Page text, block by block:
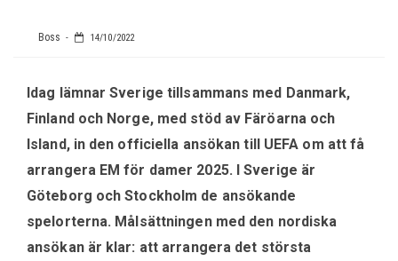
Boss 14/10/2022
Idag lämnar Sverige tillsammans med Danmark,
Finland och Norge, med stöd av Färöarna och
Island, in den officiella ansökan till UEFA om att få
arrangera EM för damer 2025. I Sverige är
Göteborg och Stockholm de ansökande
spelorterna. Målsättningen med den nordiska
ansökan är klar: att arrangera det största